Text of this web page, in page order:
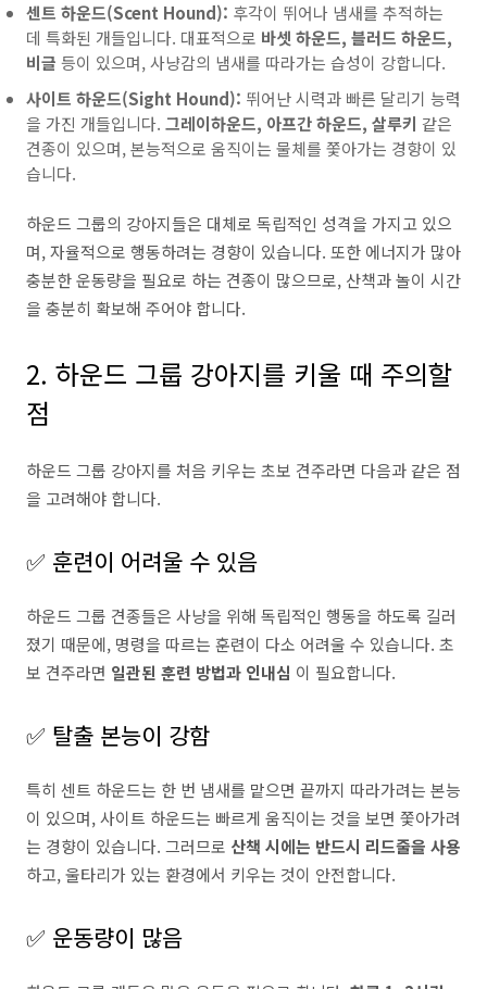
센트 하운드(Scent Hound): 후각이 뛰어나 냄새를 추적하는
데 특화된 개들입니다. 대표적으로 바셋 하운드, 블러드 하운드,
비글 등이 있으며, 사냥감의 냄새를 따라가는 습성이 강합니다.
사이트 하운드(Sight Hound): 뛰어난 시력과 빠른 달리기 능력
을 가진 개들입니다. 그레이하운드, 아프간 하운드, 살루키 같은
견종이 있으며, 본능적으로 움직이는 물체를 쫓아가는 경향이 있
습니다.
하운드 그룹의 강아지들은 대체로 독립적인 성격을 가지고 있으
며, 자율적으로 행동하려는 경향이 있습니다. 또한 에너지가 많아
충분한 운동량을 필요로 하는 견종이 많으므로, 산책과 놀이 시간
을 충분히 확보해 주어야 합니다.
2. 하운드 그룹 강아지를 키울 때 주의할
점
하운드 그룹 강아지를 처음 키우는 초보 견주라면 다음과 같은 점
을 고려해야 합니다.
✅ 훈련이 어려울 수 있음
하운드 그룹 견종들은 사냥을 위해 독립적인 행동을 하도록 길러
졌기 때문에, 명령을 따르는 훈련이 다소 어려울 수 있습니다. 초
보 견주라면 일관된 훈련 방법과 인내심 이 필요합니다.
✅ 탈출 본능이 강함
특히 센트 하운드는 한 번 냄새를 맡으면 끝까지 따라가려는 본능
이 있으며, 사이트 하운드는 빠르게 움직이는 것을 보면 쫓아가려
는 경향이 있습니다. 그러므로 산책 시에는 반드시 리드줄을 사용
하고, 울타리가 있는 환경에서 키우는 것이 안전합니다.
✅ 운동량이 많음